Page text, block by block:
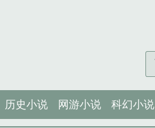
历史小说 网游小说 科幻小说